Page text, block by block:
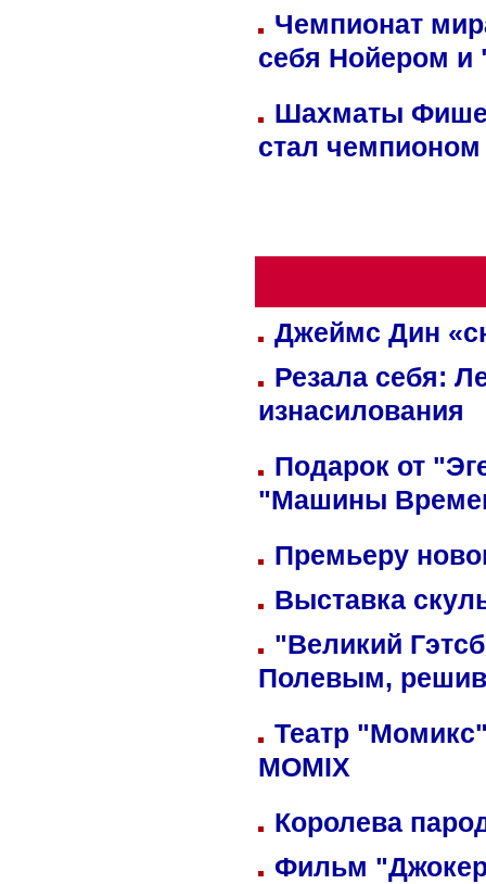
Чемпионат
себя Нойером и
Шахматы
стал
Джеймс Дин
Резала себя:
изнасилования
Подарок от
"Машины
Премьеру
Выставка
"Великий
Полевым,
Театр
MOMIX
Королева
Фильм